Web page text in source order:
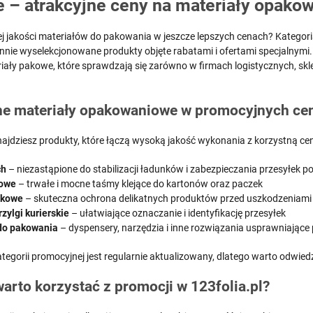
– atrakcyjne ceny na materiały
jakości materiałów do pakowania w jeszcze lepszych cenach?
wyselekcjonowane produkty objęte rabatami i ofertami
pakowe, które sprawdzają się zarówno w firmach logistycznych,
materiały opakowaniowe w promocyjnych
produkty, które łączą wysoką jakość wykonania z korzystną
– niezastąpione do stabilizacji ładunków i zabezpieczania przesyłek
– trwałe i mocne taśmy klejące do kartonów oraz paczek
– skuteczna ochrona delikatnych produktów przed uszkodzeniami
kurierskie – ułatwiające oznaczanie i identyfikację przesyłek
pakowania – dyspensery, narzędzia i inne rozwiązania usprawniające
promocyjnej jest regularnie aktualizowany, dlatego warto
korzystać z promocji w 123folia.pl?